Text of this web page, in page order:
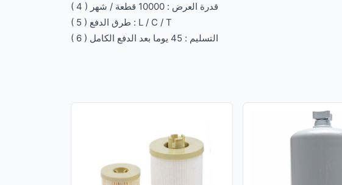
( 4 ) قدرة العرض : 10000 قطعة / شهر
( 5 ) طرق الدفع : L / C / T
( 6 ) التسليم : 45 يوما بعد الدفع الكامل